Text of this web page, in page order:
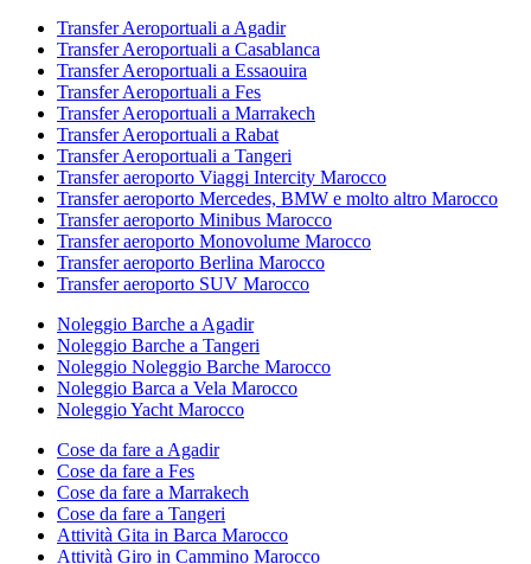
Transfer Aeroportuali a Agadir
Transfer Aeroportuali a Casablanca
Transfer Aeroportuali a Essaouira
Transfer Aeroportuali a Fes
Transfer Aeroportuali a Marrakech
Transfer Aeroportuali a Rabat
Transfer Aeroportuali a Tangeri
Transfer aeroporto Viaggi Intercity Marocco
Transfer aeroporto Mercedes, BMW e molto altro Marocco
Transfer aeroporto Minibus Marocco
Transfer aeroporto Monovolume Marocco
Transfer aeroporto Berlina Marocco
Transfer aeroporto SUV Marocco
Noleggio Barche a Agadir
Noleggio Barche a Tangeri
Noleggio Noleggio Barche Marocco
Noleggio Barca a Vela Marocco
Noleggio Yacht Marocco
Cose da fare a Agadir
Cose da fare a Fes
Cose da fare a Marrakech
Cose da fare a Tangeri
Attività Gita in Barca Marocco
Attività Giro in Cammino Marocco